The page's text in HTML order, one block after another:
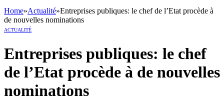
Home»Actualité»Entreprises publiques: le chef de l’Etat procède à
de nouvelles nominations
ACTUALITÉ
Entreprises publiques: le chef
de l’Etat procède à de nouvelles
nominations